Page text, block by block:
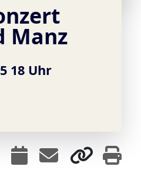
Manz
18 Uhr